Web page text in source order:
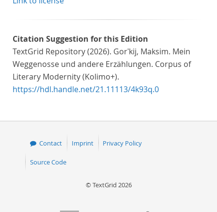
Citation Suggestion for this Edition
TextGrid Repository (2026). Gorʹkij, Maksim. Mein
Weggenosse und andere Erzählungen. Corpus of
Literary Modernity (Kolimo+).
https://hdl.handle.net/21.11113/4k93q.0
Contact Imprint Privacy Policy
Source Code
© TextGrid 2026